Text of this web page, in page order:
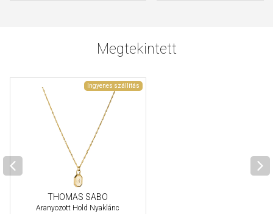
Megtekintett
Ingyenes szállítás
THOMAS SABO
Aranyozott Hold Nyaklánc